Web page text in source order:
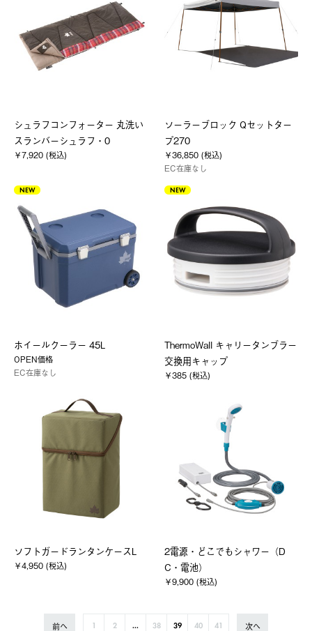
シュラフコンフォーター 丸洗い
スランバーシュラフ・0
￥7,920 (税込)
ソーラーブロック Qセットター
プ270
￥36,850 (税込)
EC在庫なし
NEW
ホイールクーラー 45L
OPEN価格
EC在庫なし
NEW
ThermoWall キャリータンブラー
交換用キャップ
￥385 (税込)
ソフトガードランタンケースL
￥4,950 (税込)
2電源・どこでもシャワー（D
C・電池）
￥9,900 (税込)
前へ 1 2 ... 38 39 40 41 次へ